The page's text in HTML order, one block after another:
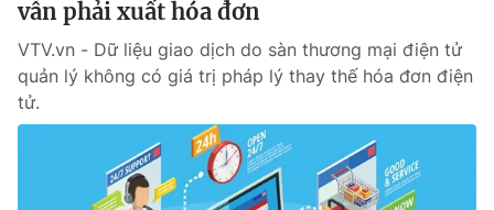
Nguyễn Trọng Ninh
024.38 355 931 - 024.38 355 932
Ðiện thoại Thời báo VTV: 024.66 897 897
Email:
Liên hệ quảng cáo:024-7300.7108
vẫn phải xuất hóa đơn
VTV.vn - Dữ liệu giao dịch do sàn thương mại điện tử
quản lý không có giá trị pháp lý thay thế hóa đơn điện
tử.